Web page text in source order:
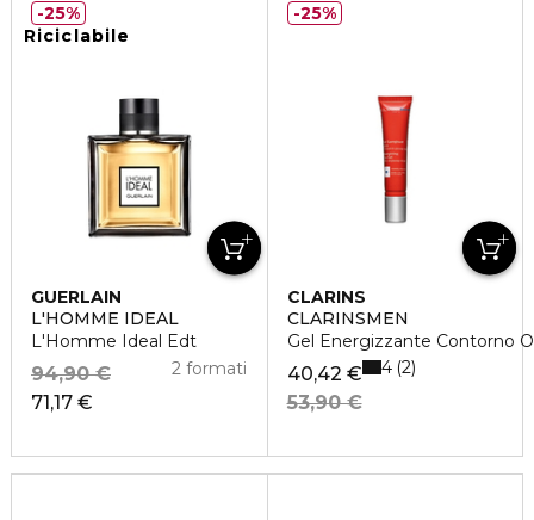
Riciclabile
GUERLAIN
L'HOMME IDEAL
L'Homme Ideal Edt
71,17 €
94,90 € 2 formati
25%
CLARINS
CLARINSMEN
Gel Energizzante Contorno
40,42 €
53,90 €
4 2
25%